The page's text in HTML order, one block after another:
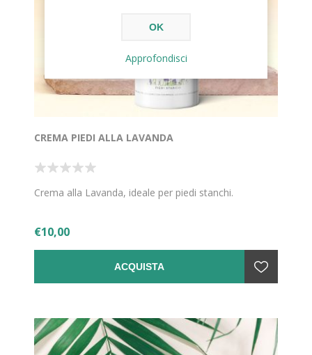
CREMA PIEDI ALLA LAVANDA
Crema alla Lavanda, ideale per piedi stanchi.
€10,00
ACQUISTA
OK
Approfondisci